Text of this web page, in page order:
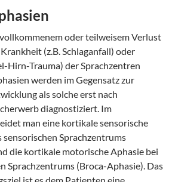
oder teilweisem Verlust
(z.B. Schlaganfall) oder
Hirn-Trauma) der Sprachzentren
werden im Gegensatz zur
als solche erst nach
diagnostiziert. Im
man eine kortikale sensorische
sensorischen Sprachzentrums
die kortikale motorische Aphasie bei
Sprachzentrums (Broca-Aphasie). Das